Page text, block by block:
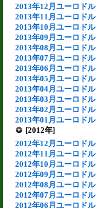
2013年12月ユーロドル
2013年11月ユーロドル
2013年10月ユーロドル
2013年09月ユーロドル
2013年08月ユーロドル
2013年07月ユーロドル
2013年06月ユーロドル
2013年05月ユーロドル
2013年04月ユーロドル
2013年03月ユーロドル
2013年02月ユーロドル
2013年01月ユーロドル
[2012年]
2012年12月ユーロドル
2012年11月ユーロドル
2012年10月ユーロドル
2012年09月ユーロドル
2012年08月ユーロドル
2012年07月ユーロドル
2012年06月ユーロドル